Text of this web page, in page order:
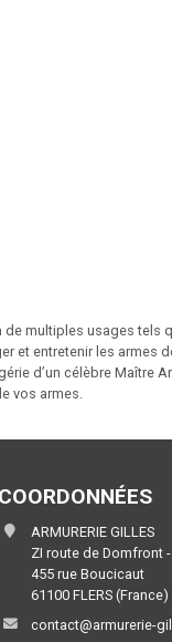
multiples usages tels
et entretenir les armes
d’un célèbre Maître
vos armes.
COORDONNÉES
ARMURERIE GILLES
ZI route de Domfront -
455 rue Boucicaut
61100 FLERS (France)
contact@armurerie-